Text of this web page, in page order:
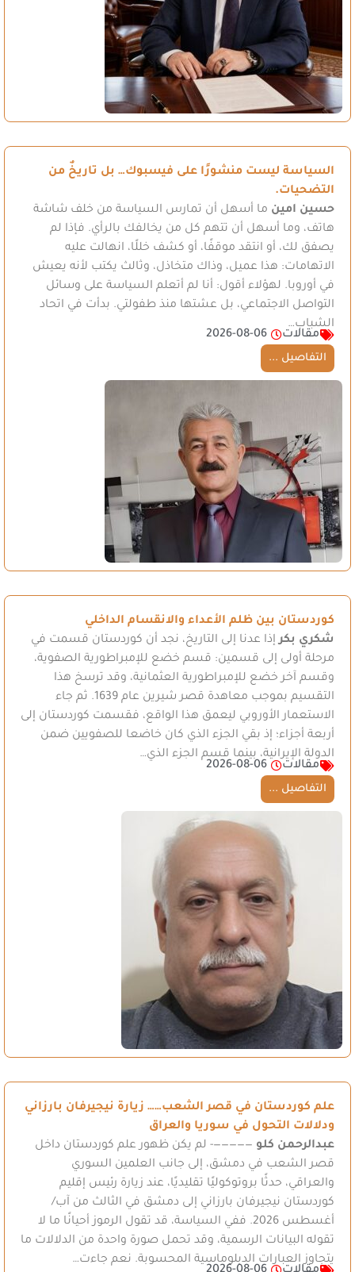
السياسة ليست منشورًا على فيسبوك… بل تاريخٌ من
التضحيات.
حسين امين ما أسهل أن تمارس السياسة من خلف شاشة
هاتف، وما أسهل أن تتهم كل من يخالفك بالرأي. فإذا لم
يصفق لك، أو انتقد موقفًا، أو كشف خللًا، انهالت عليه
الاتهامات: هذا عميل، وذاك متخاذل، وثالث يكتب لأنه يعيش
في أوروبا. لهؤلاء أقول: أنا لم أتعلم السياسة على وسائل
التواصل الاجتماعي، بل عشتها منذ طفولتي. بدأت في اتحاد
الشباب…
مقالات
2026-08-06
التفاصيل ...
كوردستان بين ظلم الأعداء والانقسام الداخلي
شكري بكرإذا عدنا إلى التاريخ، نجد أن كوردستان قسمت في
مرحلة أولى إلى قسمين: قسم خضع للإمبراطورية الصفوية،
وقسم آخر خضع للإمبراطورية العثمانية، وقد ترسخ هذا
التقسيم بموجب معاهدة قصر شيرين عام 1639. ثم جاء
الاستعمار الأوروبي ليعمق هذا الواقع، فقسمت كوردستان إلى
أربعة أجزاء؛ إذ بقي الجزء الذي كان خاضعا للصفويين ضمن
الدولة الإيرانية، بينما قسم الجزء الذي…
مقالات
2026-08-06
التفاصيل ...
علم كوردستان في قصر الشعب…… زيارة نيجيرفان بارزاني
ودلالات التحول في سوريا والعراق
عبدالرحمن كلو —————- لم يكن ظهور علم كوردستان داخل
قصر الشعب في دمشق، إلى جانب العلمين السوري
والعراقي، حدثًا بروتوكوليًا تقليديًا، عند زيارة رئيس إقليم
كوردستان نيجيرفان بارزاني إلى دمشق في الثالث من آب/
أغسطس 2026. ففي السياسة، قد تقول الرموز أحيانًا ما لا
تقوله البيانات الرسمية، وقد تحمل صورة واحدة من الدلالات ما
يتجاوز العبارات الدبلوماسية المحسوبة. نعم جاءت…